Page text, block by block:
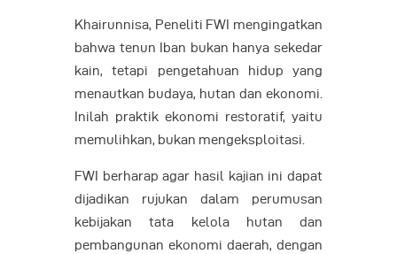
Khairunnisa, Peneliti FWI mengingatkan
bahwa tenun Iban bukan hanya sekedar
kain, tetapi pengetahuan hidup yang
menautkan budaya, hutan dan ekonomi.
Inilah praktik ekonomi restoratif, yaitu
memulihkan, bukan mengeksploitasi.
FWI berharap agar hasil kajian ini dapat
dijadikan rujukan dalam perumusan
kebijakan tata kelola hutan dan
pembangunan ekonomi daerah, dengan